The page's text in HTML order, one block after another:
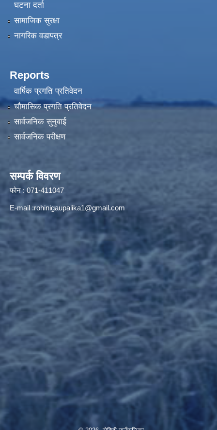
घटना दर्ता
सामाजिक सुरक्षा
नागरिक वडापत्र
Reports
वार्षिक प्रगति प्रतिवेदन
चौमासिक प्रगति प्रतिवेदन
सार्वजनिक सुनुवाई
सार्वजनिक परीक्षण
सम्पर्क विवरण
फोन : 071-411047
E-mail :rohinigaupalika1@gmail.com